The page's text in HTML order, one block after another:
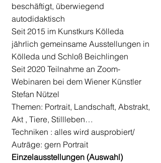
beschäftigt, überwiegend
autodidaktisch
Seit 2015 im Kunstkurs Kölleda
jährlich gemeinsame Ausstellungen in
Kölleda und Schloß Beichlingen
Seit 2020 Teilnahme an Zoom-
Webinaren bei dem Wiener Künstler
Stefan Nützel
Themen: Portrait, Landschaft, Abstrakt,
Akt , Tiere, Stillleben…
Techniken : alles wird ausprobiert/
Auträge: gern Portrait
Einzelausstellungen (Auswahl)